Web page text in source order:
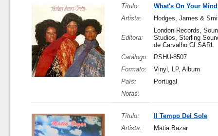
Título:
What's On Your
Artista:
Hodges, James &
Editora:
London Records,
Studios, Sterling
de Carvalho CI SARL
Catálogo:
PSHU-8507
Formato:
Vinyl, LP, Album
País:
Portugal
Notas:
Título:
Il Tempo Del Sole
Artista:
Matia Bazar